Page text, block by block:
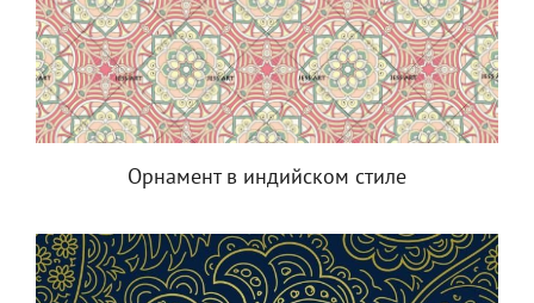
Орнамент в индийском стиле